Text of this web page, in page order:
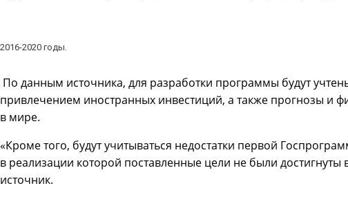
2016-2020 годы.
По данным источника, для разработки программы будут
привлечением иностранных инвестиций, а также прогнозы и
в мире.
«Кроме того, будут учитываться недостатки первой
в реализации которой поставленные цели не были
источник.